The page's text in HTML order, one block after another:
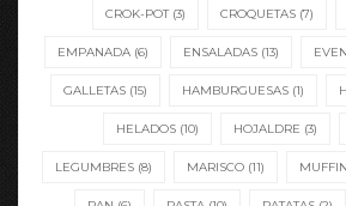
CROK-POT(3) CROQUETAS(7)
EMPANADA (6) ENSALADAS (13)
GALLETAS (15) HAMBURGUESAS (1)
HELADOS(10) HOJALDRE (3)
LEGUMBRES(8) MARISCO(11)